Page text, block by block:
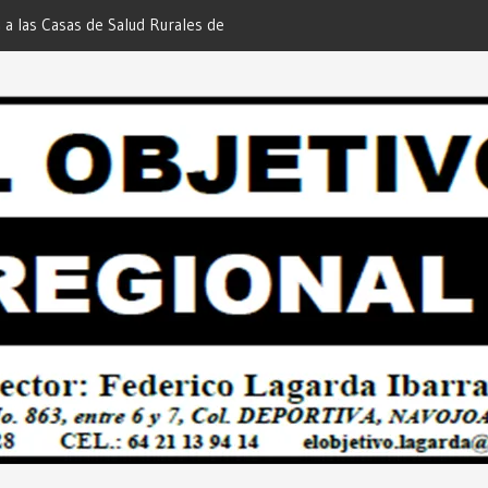
las Casas de Salud Rurales de
“El Objetivo Regional”.
en Bailes Populares y Eventos
Redacción “El Objetivo Regional”.
de Quienes Más lo Necesitan… Desde:
Regional”.
la Afortunada Ganadora del
ATTITUDE de “GANA CON TU
Desde: Redacción “El Objetivo
CIUDADANO”… Desde:
Regional”.